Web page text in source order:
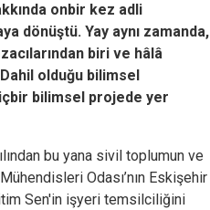
onbir kez adli
dönüştü. Yay aynı zamanda,
biri ve hâlâ
olduğu bilimsel
bilimsel projede yer
bu yana sivil toplumun ve
Odası’nın Eskişehir
Sen'in işyeri temsilciliğini